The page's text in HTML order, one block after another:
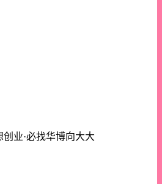
业·必找华博向大大